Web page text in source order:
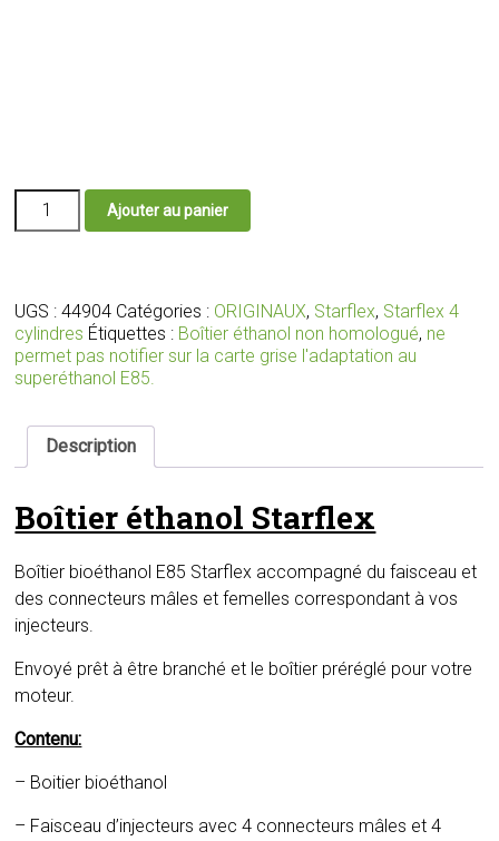
quantité
Starflex
avec
faisceau
et
adaptés
pour
vos
Ajouter au panier
UGS :44904 Catégories : ORIGINAUX, Starflex, Starflex 4
cylindres Étiquettes : Boîtier éthanol non homologué, ne
permet pas notifier sur la carte grise l'adaptation au
superéthanol E85.
Description
Boîtier éthanol Starflex
Boîtier bioéthanol E85 Starflex accompagné du faisceau et
des connecteurs mâles et femelles correspondant à vos
injecteurs.
Envoyé prêt à être branché et le boîtier préréglé pour votre
moteur.
Contenu:
– Boitier bioéthanol
– Faisceau d’injecteurs avec 4 connecteurs mâles et 4